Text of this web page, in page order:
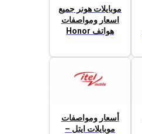
موبايلات هونر جميع
اسعار ومواصفات
هواتف Honor
أسعار ومواصفات
موبايلات ايتل –